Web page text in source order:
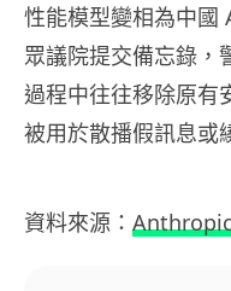
性能模型變相為中國
眾議院提交備忘錄，
過程中往往移除原有
被用於散播假訊息或
資料來源：